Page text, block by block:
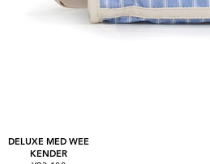
DELUXE MED WEE
KENDER